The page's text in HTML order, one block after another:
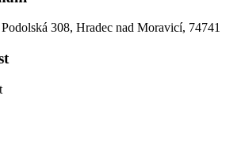
308, Hradec nad Moravicí, 74741